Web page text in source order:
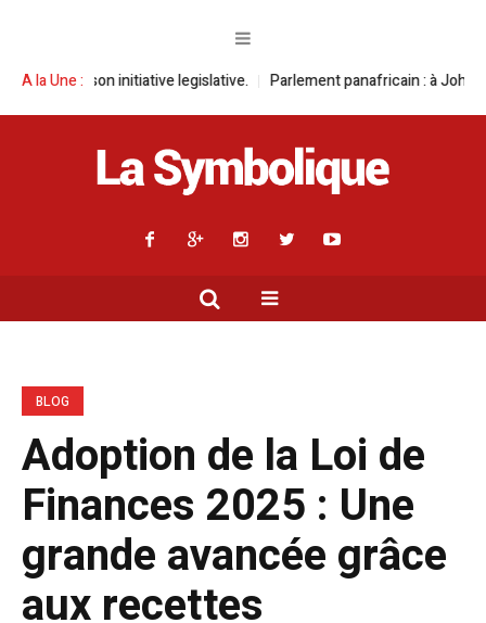
A la Une :
initiative legislative. Parlement panafricain : à Johannesburg,
BLOG
Adoption de la Loi de
Finances 2025 : Une
grande avancée grâce
aux recettes